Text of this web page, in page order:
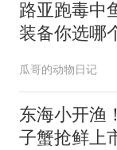
路亚跑毒中
装备你选哪
瓜哥的动物日记
东海小开渔
子蟹抢鲜上